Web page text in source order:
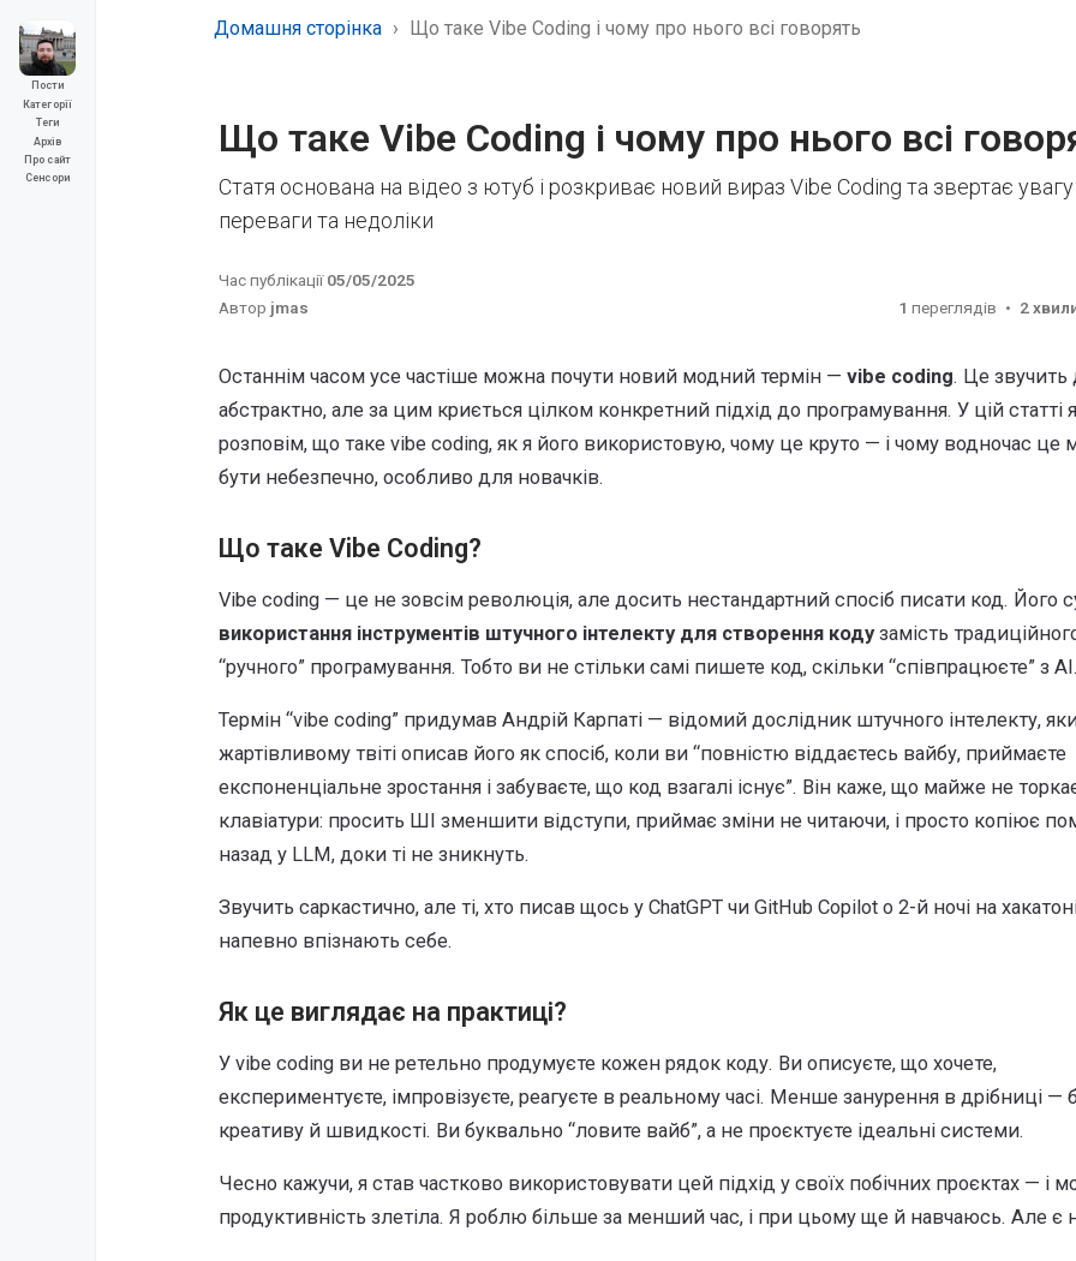
Пости
Категорії
Теги
Архів
Про сайт
Сенсори
Домашня сторінка Що таке Vibe Coding і чому про нього всі говорять
Що таке Vibe Coding і чому про нього всі
Статя основана на відео з ютуб і розкриває новий вираз Vibe Coding та звертає
переваги та недоліки
Час публікації05/05/2025
Автор jmas 1 переглядів 2
Останнім часом усе частіше можна почути новий модний термін — vibe coding. Це
абстрактно, але за цим криється цілком конкретний підхід до програмування. У цій статті я
розповім, що таке vibe coding, як я його використовую, чому це круто — і чому водночас це
бути небезпечно, особливо для новачків.
Що таке Vibe Coding?
Vibe coding — це не зовсім революція, але досить нестандартний спосіб писати код. Його
використання інструментів штучного інтелекту для створення кодузамість
“ручного” програмування. Тобто ви не стільки самі пишете код, скільки “співпрацюєте” з AI.
Термін “vibe coding” придумав Андрій Карпаті — відомий дослідник штучного інтелекту,
жартівливому твіті описав його як спосіб, коли ви “повністю віддаєтесь вайбу, приймаєте
експоненціальне зростання і забуваєте, що код взагалі існує”. Він каже, що майже не
клавіатури: просить ШІ зменшити відступи, приймає зміни не читаючи, і просто копіює
назад у LLM, доки ті не зникнуть.
Звучить саркастично, але ті, хто писав щось у ChatGPT чи GitHub Copilot о 2-й ночі на
напевно впізнають себе.
Як це виглядає на практиці?
У vibe coding ви не ретельно продумуєте кожен рядок коду. Ви описуєте, що хочете,
експериментуєте, імпровізуєте, реагуєте в реальному часі. Менше занурення в дрібниці —
креативу й швидкості. Ви буквально “ловите вайб”, а не проєктуєте ідеальні системи.
Чесно кажучи, я став частково використовувати цей підхід у своїх побічних проєктах — і
продуктивність злетіла. Я роблю більше за менший час, і при цьому ще й навчаюсь. Але є